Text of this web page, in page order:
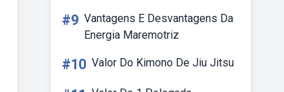
#9 Vantagens E Desvantagens Da
Energia Maremotriz
#10 Valor Do Kimono De Jiu Jitsu